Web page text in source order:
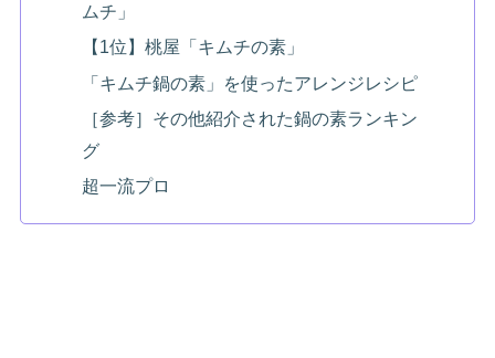
ムチ」
【1位】桃屋「キムチの素」
「キムチ鍋の素」を使ったアレンジレシピ
［参考］その他紹介された鍋の素ランキン
グ
超一流プロ